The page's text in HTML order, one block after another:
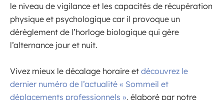
le niveau de vigilance et les capacités de récupération
physique et psychologique car il provoque un
dérèglement de l’horloge biologique qui gère
l’alternance jour et nuit.
Vivez mieux le décalage horaire et découvrez le
dernier numéro de l’actualité « Sommeil et
déplacements professionnels », élaboré par notre